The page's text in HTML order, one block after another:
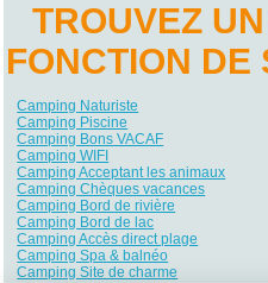
TROUVEZ
FONCTION DE
Camping Naturiste
Camping Piscine
Camping Bons VACAF
Camping WIFI
Camping Acceptant les animaux
Camping Chèques vacances
Camping Bord de rivière
Camping Bord de lac
Camping Accès direct plage
Camping Spa & balnéo
Camping Site de charme